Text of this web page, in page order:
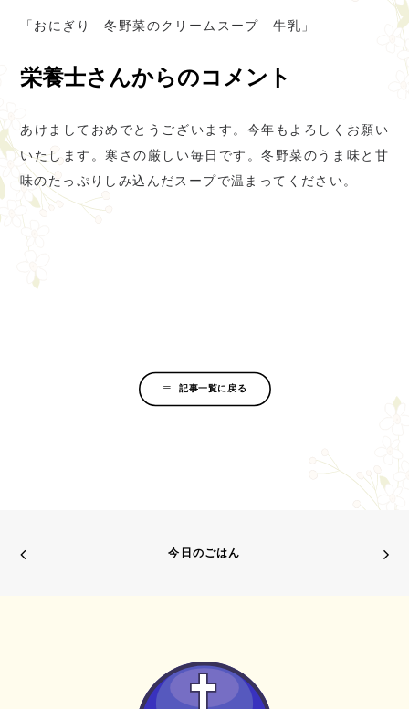
「おにぎり 冬野菜のクリームスープ 牛乳」
栄養士さんからのコメント
あけましておめでとうございます。今年もよろしくお願い
いたします。寒さの厳しい毎日です。冬野菜のうま味と甘
味のたっぷりしみ込んだスープで温まってください。
記事一覧に戻る
今日のごはん